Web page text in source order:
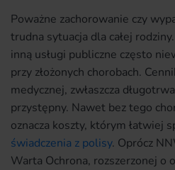
Poważne zachorowanie czy
trudna sytuacja dla całej
inną usługi publiczne często
przy złożonych chorobach.
medycznej, zwłaszcza
przystępny. Nawet bez tego
oznacza koszty, którym łatwiej
świadczenia z polisy. Oprócz
Warta Ochrona, rozszerzonej o